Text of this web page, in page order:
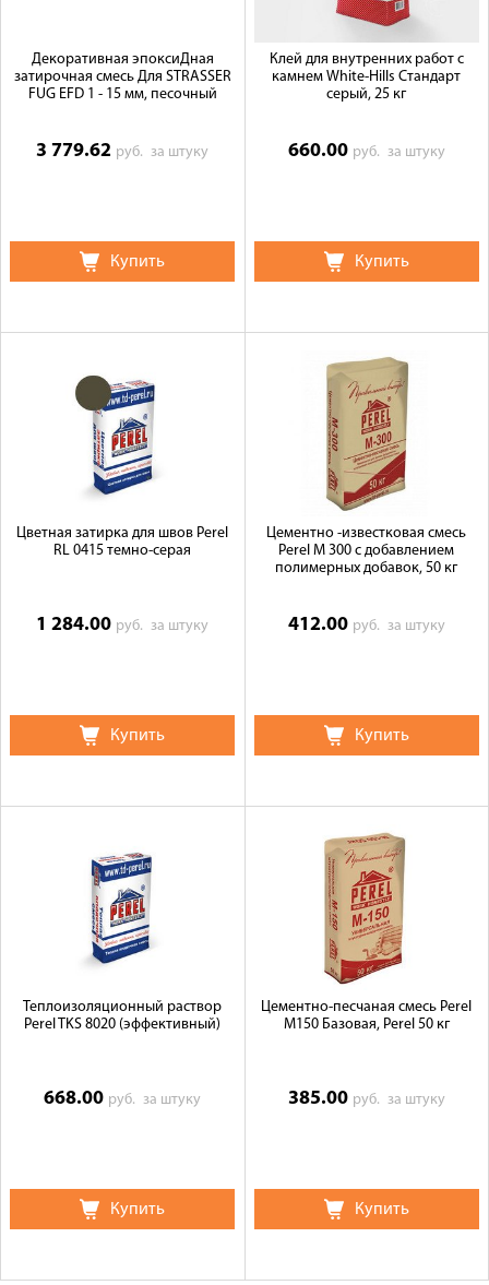
Декоративная эпоксиДная
затирочная смесь Для STRASSER
FUG EFD 1 - 15 мм, песочный
3 779.62 руб.за штуку
Купить
Клей для внутренних работ с
камнем White-Hills Стандарт
серый, 25 кг
660.00 руб. за штуку
Купить
Цветная затирка для швов Perel
RL 0415 темно-серая
1 284.00 руб.за штуку
Купить
Цементно -известковая смесь
Perel М 300 с добавлением
полимерных добавок, 50 кг
412.00 руб. за штуку
Купить
Теплоизоляционный раствор
Perel TKS 8020 (эффективный)
668.00 руб.за штуку
Купить
Цементно-песчаная смесь Perel
М150 Базовая, Perel 50 кг
385.00 руб. за штуку
Купить